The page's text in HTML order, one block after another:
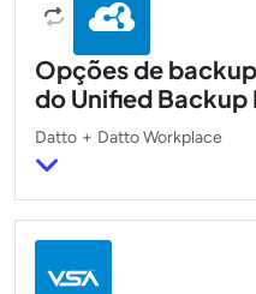
Opções de
do Unified Backup
Datto + Datto Workplace